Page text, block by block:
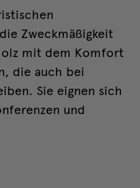
Zweckmäßigkeit
mit dem Komfort
die auch bei
Sie eignen sich
und